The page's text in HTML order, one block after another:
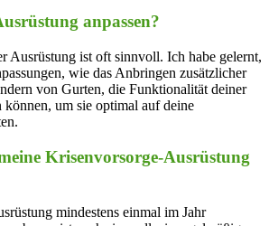
anpassen?
Ausrüstung ist oft sinnvoll. Ich habe gelernt,
wie das Anbringen zusätzlicher
von Gurten, die Funktionalität deiner
können, um sie optimal auf deine
Krisenvorsorge-Ausrüstung
mindestens einmal im Jahr